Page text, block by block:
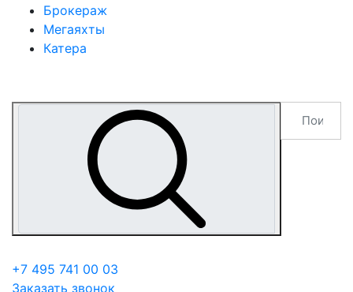
Брокераж
Мегаяхты
Катера
+7 495 741 00 03
Заказать звонок